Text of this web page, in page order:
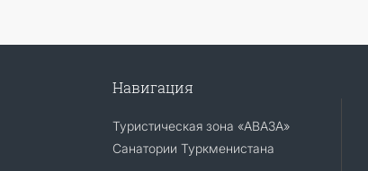
Навигация
Туристическая зона «АВАЗА»
Санатории Туркменистана